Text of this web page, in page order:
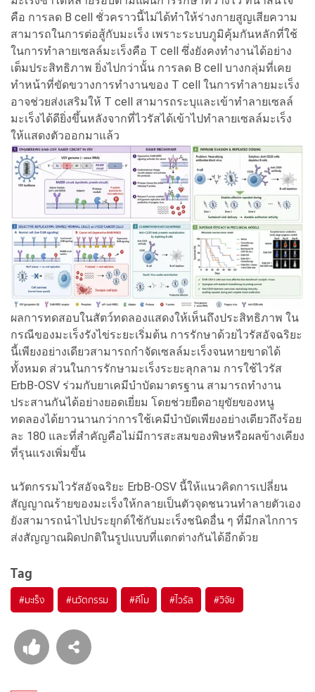
คือ การลด B cell ชั่วคราวนี้ไม่ได้ทำให้ร่างกายสูญเสียความ
สามารถในการต่อสู้กับมะเร็ง เพราะระบบภูมิคุ้มกันหลักที่ใช้
ในการทำลายเซลล์มะเร็งคือ T cell ซึ่งยังคงทำงานได้อย่าง
เต็มประสิทธิภาพ ยิ่งไปกว่านั้น การลด B cell บางกลุ่มที่เคย
ทำหน้าที่ขัดขวางการทำงานของ T cell ในการทำลายมะเร็ง
อาจช่วยส่งเสริมให้ T cell สามารถระบุและเข้าทำลายเซลล์
มะเร็งได้ดียิ่งขึ้นหลังจากที่ไวรัสได้เข้าไปทำลายเซลล์มะเร็ง
ให้แสดงตัวออกมาแล้ว
ผลการทดสอบในสัตว์ทดลองแสดงให้เห็นถึงประสิทธิภาพ ใน
กรณีของมะเร็งรังไข่ระยะเริ่มต้น การรักษาด้วยไวรัสอัจฉริยะ
นี้เพียงอย่างเดียวสามารถกำจัดเซลล์มะเร็งจนหายขาดได้
ทั้งหมด ส่วนในการรักษามะเร็งระยะลุกลาม การใช้ไวรัส
ErbB-OSV ร่วมกับยาเคมีบำบัดมาตรฐาน สามารถทำงาน
ประสานกันได้อย่างยอดเยี่ยม โดยช่วยยืดอายุขัยของหนู
ทดลองได้ยาวนานกว่าการใช้เคมีบำบัดเพียงอย่างเดียวถึงร้อย
ละ 180 และที่สำคัญคือไม่มีการสะสมของพิษหรือผลข้างเคียง
ที่รุนแรงเพิ่มขึ้น
นวัตกรรมไวรัสอัจฉริยะ ErbB-OSV นี้ให้แนวคิดการเปลี่ยน
สัญญาณร้ายของมะเร็งให้กลายเป็นตัวจุดชนวนทำลายตัวเอง
ยังสามารถนำไปประยุกต์ใช้กับมะเร็งชนิดอื่น ๆ ที่มีกลไกการ
ส่งสัญญาณผิดปกติในรูปแบบที่แตกต่างกันได้อีกด้วย
Tag
#มะเร็ง #นวัตกรรม #คีโม #ไวรัส #วิจัย